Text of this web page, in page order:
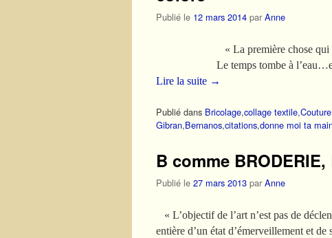
Publié le 12 mars 2014 par Anne
« La première chose qui tombe
Le temps tombe à l’eau…et aussi
Lire la suite →
Publié dans Bricolage,collage textile,
Gibran,Bernanos,citations,donne moi ta
B comme
Publié le 27 mars 2013 par Anne
« L’objectif de l’art n’est pas de
entière d’un état